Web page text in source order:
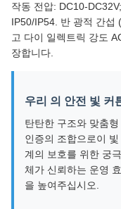
작동 전압: DC10-
IP50/IP54. 반 광적 간섭
고 다이 일렉트릭 강도
장합니다.
우리 의 안전 빛 커
탄탄한 구조와 맞춤
인증의 조합으로이
계의 보호를 위한 궁
체가 신뢰하는 운영
을 높여주십시오.